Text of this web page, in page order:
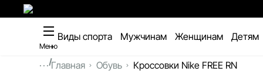
Меню
Виды спорта Мужчинам Женщинам Детям
...Главная Обувь
Кроссовки Nike FREE RN